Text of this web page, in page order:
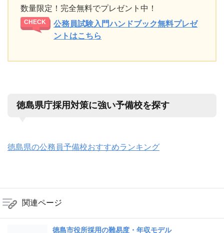
数量限定！完全無料でプレゼント中！
公務員試験入門ハンドブック無料プレゼ
ントはこちら
徳島県庁採用対策に強い予備校を探す
徳島県の公務員予備校おすすめランキング
関連ページ
徳島市役所採用の難易度・年収モデル